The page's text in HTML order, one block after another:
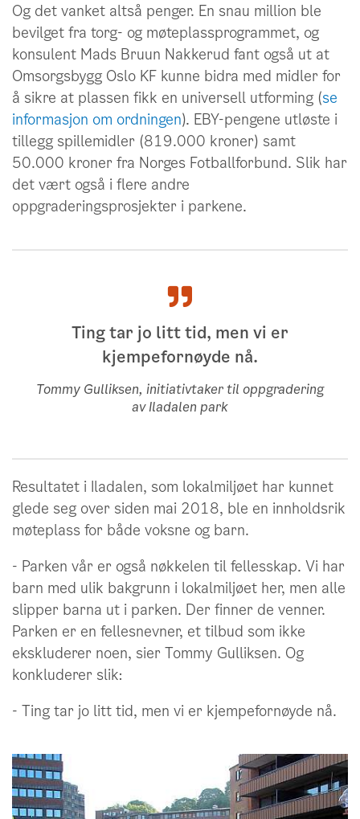
hildegunn.oye@eby.oslo.kommune.no
her
Og det vanket altså penger. En snau million ble
bevilget fra torg- og møteplassprogrammet, og
konsulent Mads Bruun Nakkerud fant også ut at
Omsorgsbygg Oslo KF kunne bidra med midler for
å sikre at plassen fikk en universell utforming (se
informasjon om ordningen). EBY-pengene utløste i
tillegg spillemidler (819.000 kroner) samt
50.000 kroner fra Norges Fotballforbund. Slik har
det vært også i flere andre
oppgraderingsprosjekter i parkene.
Ting tar jo litt tid, men vi er
kjempefornøyde nå.
Tommy Gulliksen, initiativtaker til oppgradering
av Iladalen park
Resultatet i Iladalen, som lokalmiljøet har kunnet
glede seg over siden mai 2018, ble en innholdsrik
møteplass for både voksne og barn.
- Parken vår er også nøkkelen til fellesskap. Vi har
barn med ulik bakgrunn i lokalmiljøet her, men alle
slipper barna ut i parken. Der finner de venner.
Parken er en fellesnevner, et tilbud som ikke
ekskluderer noen, sier Tommy Gulliksen. Og
konkluderer slik:
- Ting tar jo litt tid, men vi er kjempefornøyde nå.